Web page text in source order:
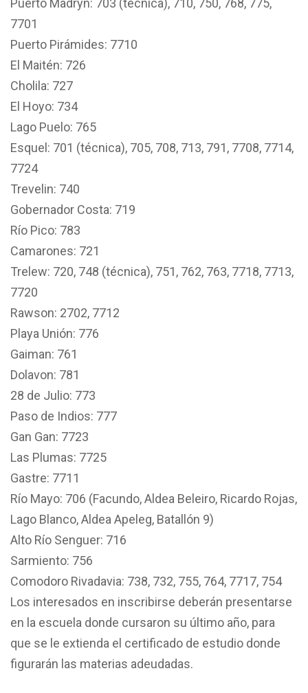
Puerto Madryn: 703 (técnica), 710, 750, 768, 775,
7701
Puerto Pirámides: 7710
El Maitén: 726
Cholila: 727
El Hoyo: 734
Lago Puelo: 765
Esquel: 701 (técnica), 705, 708, 713, 791, 7708, 7714,
7724
Trevelin: 740
Gobernador Costa: 719
Río Pico: 783
Camarones: 721
Trelew: 720, 748 (técnica), 751, 762, 763, 7718, 7713,
7720
Rawson: 2702, 7712
Playa Unión: 776
Gaiman: 761
Dolavon: 781
28 de Julio: 773
Paso de Indios: 777
Gan Gan: 7723
Las Plumas: 7725
Gastre: 7711
Río Mayo: 706 (Facundo, Aldea Beleiro, Ricardo Rojas,
Lago Blanco, Aldea Apeleg, Batallón 9)
Alto Río Senguer: 716
Sarmiento: 756
Comodoro Rivadavia: 738, 732, 755, 764, 7717, 754
Los interesados en inscribirse deberán presentarse
en la escuela donde cursaron su último año, para
que se le extienda el certificado de estudio donde
figurarán las materias adeudadas.